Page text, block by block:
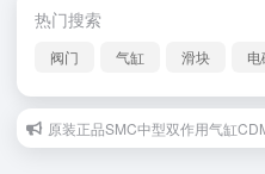
热门搜索
阀门 气缸 滑块
原装正品SMC中型双作用气缸